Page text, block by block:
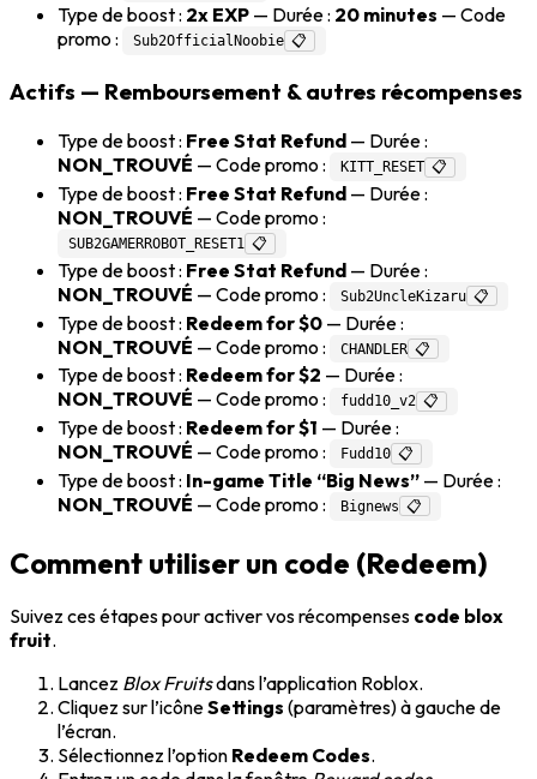
Type de boost : 2x EXP — Durée : 20 minutes — Code
promo :
Sub2OfficialNoobie 📋
Actifs — Remboursement & autres récompenses
Type de boost : Free Stat Refund — Durée :
NON_TROUVÉ — Code promo : KITT_RESET 📋
Type de boost : Free Stat Refund — Durée :
NON_TROUVÉ — Code promo :
SUB2GAMERROBOT_RESET1 📋
Type de boost : Free Stat Refund — Durée :
NON_TROUVÉ — Code promo : Sub2UncleKizaru 📋
Type de boost : Redeem for $0 — Durée :
NON_TROUVÉ — Code promo : CHANDLER 📋
Type de boost : Redeem for $2 — Durée :
NON_TROUVÉ — Code promo : fudd10_v2 📋
Type de boost : Redeem for $1 — Durée :
NON_TROUVÉ — Code promo : Fudd10 📋
Type de boost : In-game Title “Big News” — Durée :
NON_TROUVÉ — Code promo : Bignews 📋
Comment utiliser un code (Redeem)
Suivez ces étapes pour activer vos récompenses code blox
fruit.
Lancez Blox Fruitsdans l’application Roblox.
Cliquez sur l’icôneSettings (paramètres) à gauche de
l’écran.
Sélectionnez l’option Redeem Codes.